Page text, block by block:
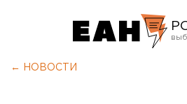
← НОВОСТИ